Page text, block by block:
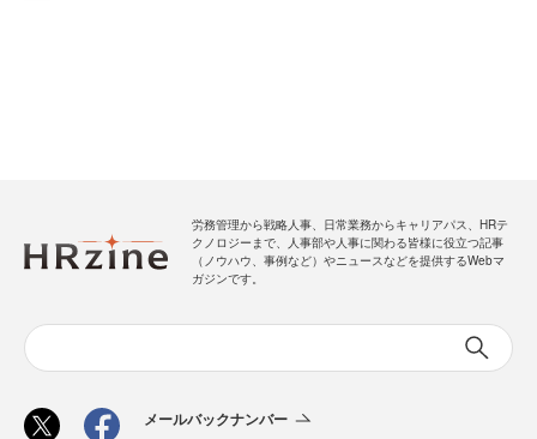
労務管理から戦略人事、日常業務からキャリアパス、HRテ
クノロジーまで、人事部や人事に関わる皆様に役立つ記事
（ノウハウ、事例など）やニュースなどを提供するWebマ
ガジンです。
メールバックナンバー